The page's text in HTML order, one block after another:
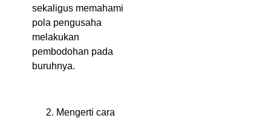
sekaligus memahami
pola pengusaha
melakukan
pembodohan pada
buruhnya.
Mengerti cara